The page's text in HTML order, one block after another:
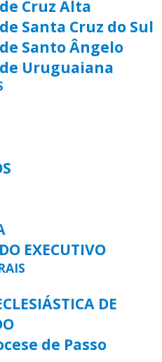
Cruz Alta
Santa Cruz do Sul
Santo Ângelo
Uruguaiana
EXECUTIVO
DE
de Passo